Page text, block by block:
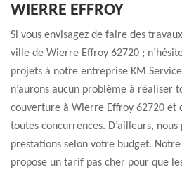
WIERRE EFFROY
Si vous envisagez de faire des
ville de Wierre Effroy 62720 ;
projets à notre entreprise KM
n’aurons aucun problème à réaliser
couverture à Wierre Effroy 62720 et
toutes concurrences. D’ailleurs, nous
prestations selon votre budget.
propose un tarif pas cher pour que